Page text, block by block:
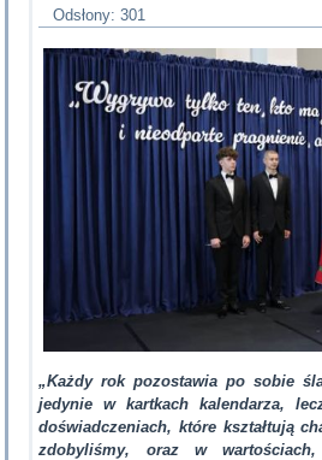
Odsłony: 301
„Każdy rok pozostawia po sobie
jedynie w kartkach kalendarza,
doświadczeniach, które kształtują
zdobyliśmy, oraz w